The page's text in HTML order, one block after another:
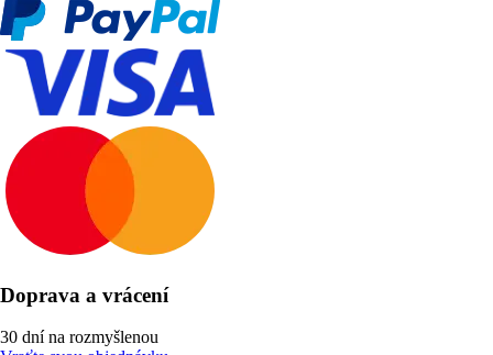
Doprava a vrácení
30 dní na rozmyšlenou